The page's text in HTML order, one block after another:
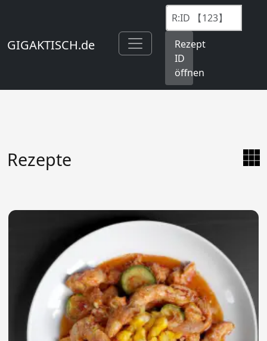
GIGAKTISCH.de
Rezept
ID
öffnen
Rezepte